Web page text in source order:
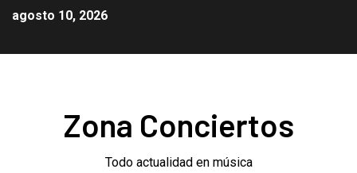
agosto 10, 2026
Zona Conciertos
Todo actualidad en música